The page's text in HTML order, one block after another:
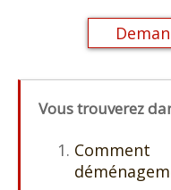
Vous trouverez